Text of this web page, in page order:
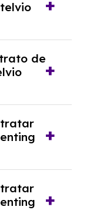
entrada
viabilidad
de
por
revisar
con un
de solvencia